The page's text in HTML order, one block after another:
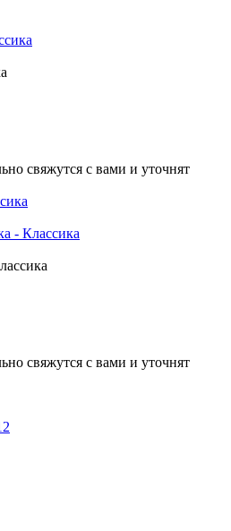
свяжутся с вами и уточнят
- Классика
свяжутся с вами и уточнят